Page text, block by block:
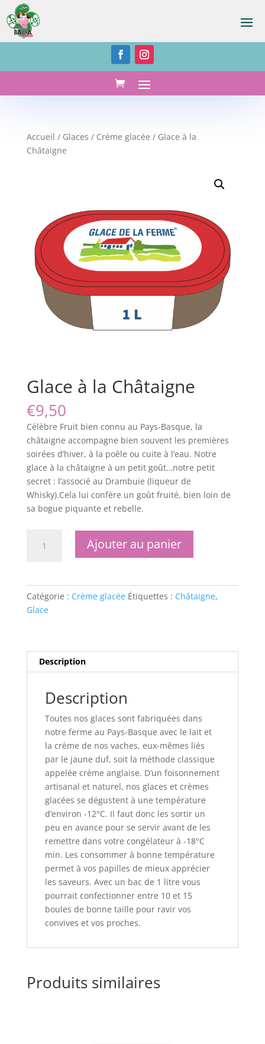
Accueil / Glaces / Crème glacée / Glace à la
Châtaigne
Glace à la Châtaigne
€9,50
Célèbre Fruit bien connu au Pays-Basque, la
châtaigne accompagne bien souvent les premières
soirées d’hiver, à la poêle ou cuite à l’eau. Notre
glace à la châtaigne à un petit goût…notre petit
secret : l’associé au Drambuie (liqueur de
Whisky).Cela lui confère un goût fruité, bien loin de
sa bogue piquante et rebelle.
Châtaigne
Ajouter au panier
Catégorie : Crème glacée Étiquettes : Châtaigne,
Glace
Description
Description
Toutes nos glaces sont fabriquées dans
notre ferme au Pays-Basque avec le lait et
la crème de nos vaches, eux-mêmes liés
par le jaune duf, soit la méthode classique
appelée crème anglaise. D’un foisonnement
artisanal et naturel, nos glaces et crèmes
glacées se dégustent à une température
d’environ -12°C. Il faut donc les sortir un
peu en avance pour se servir avant de les
remettre dans votre congélateur à -18°C
min. Les consommer à bonne température
permet à vos papilles de mieux apprécier
les saveurs. Avec un bac de 1 litre vous
pourrait confectionner entre 10 et 15
boules de bonne taille pour ravir vos
convives et vos proches.
Produits similaires